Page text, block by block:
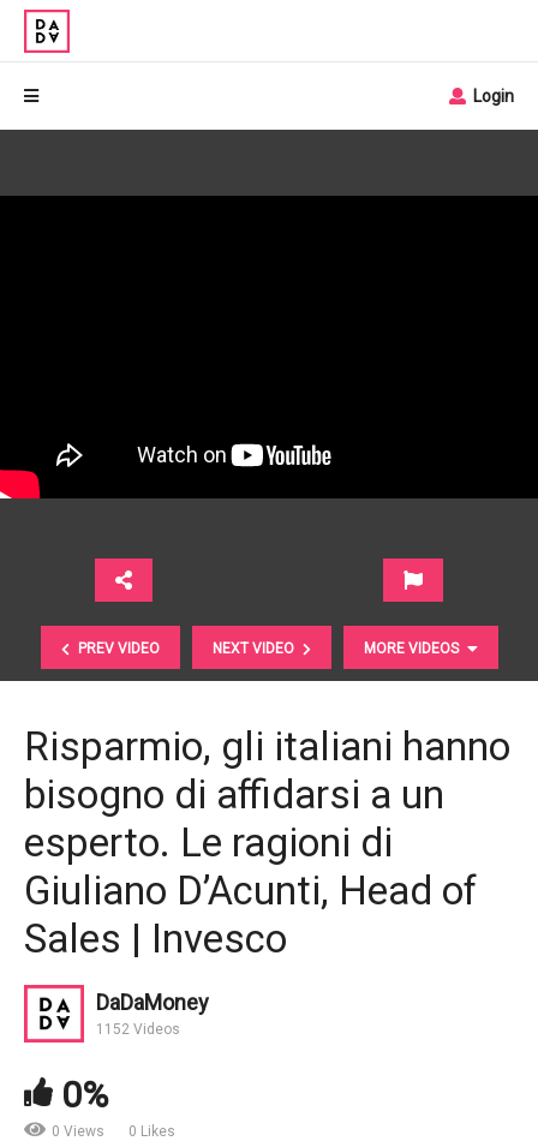
Login
PREV VIDEO NEXT VIDEO MORE VIDEOS
Pensaci oggi. Commento di aprile 2017 | Zenit SGR
Risparmio, gli italiani hanno
bisogno di affidarsi a un
esperto. Le ragioni di
Giuliano D’Acunti, Head of
Sales | Invesco
DaDaMoney
1152 Videos
0%
0 Views 0 Likes